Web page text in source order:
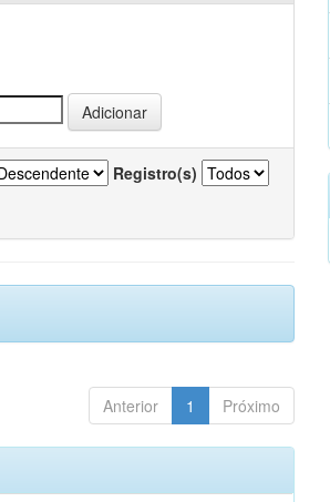
Registro(s)
Anterior 1 Próximo